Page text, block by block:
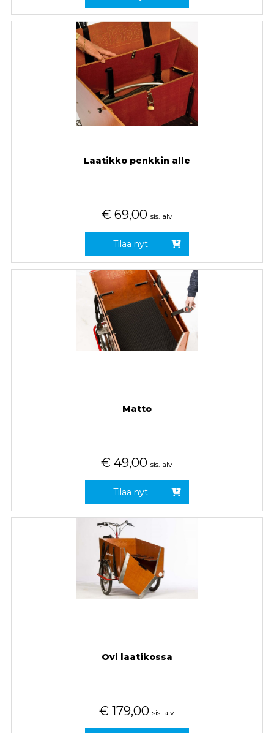
Laatikko penkkin alle
€ 69,00 sis. alv
Tilaa nyt
Matto
€ 49,00 sis. alv
Tilaa nyt
Ovi laatikossa
€ 179,00 sis. alv